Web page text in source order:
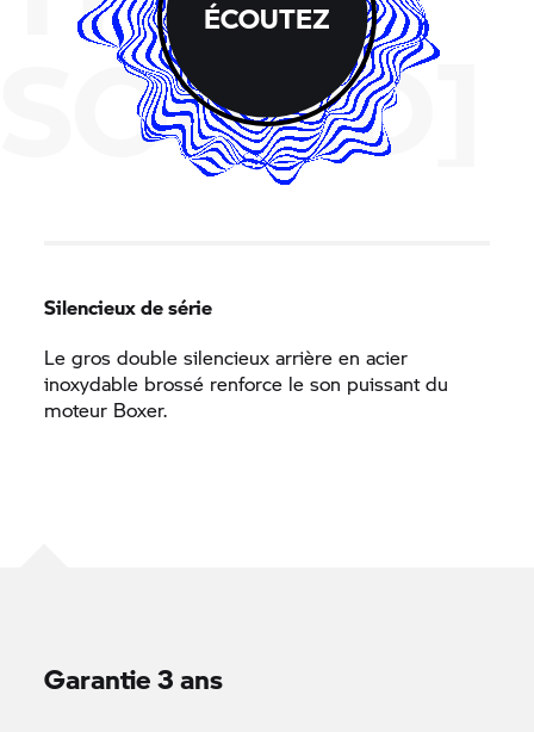
SOUND]
ÉCOUTEZ
Silencieux de série
Le gros double silencieux arrière en acier
inoxydable brossé renforce le son puissant du
moteur Boxer.
Garantie 3 ans